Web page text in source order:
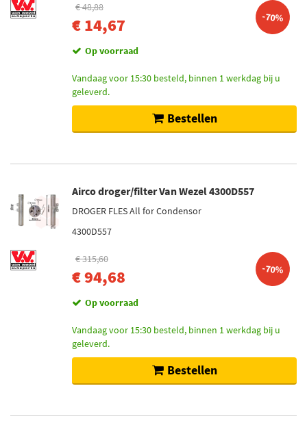
€ 48,88
€ 14,67 -70%
Op voorraad
Vandaag voor 15:30 besteld, binnen 1 werkdag bij u
geleverd.
Bestellen
Airco droger/filter Van Wezel 4300D557
DROGER FLES All for Condensor
4300D557
€ 315,60
€ 94,68 -70%
Op voorraad
Vandaag voor 15:30 besteld, binnen 1 werkdag bij u
geleverd.
Bestellen